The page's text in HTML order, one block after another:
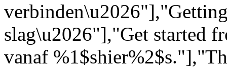
slag\u2026"],"Get started
vanaf